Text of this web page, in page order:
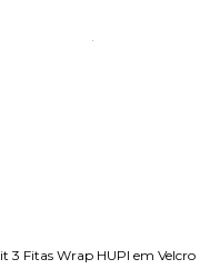
3 Fitas Wrap HUPI em Velcro